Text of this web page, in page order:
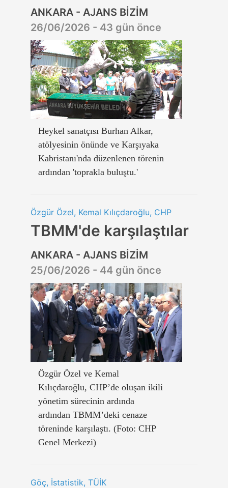
ANKARA - AJANS BİZİM
26/06/2026 - 43 gün önce
Heykel sanatçısı Burhan Alkar,
atölyesinin önünde ve Karşıyaka
Kabristanı'nda düzenlenen törenin
ardından 'toprakla buluştu.'
Özgür Özel, Kemal Kılıçdaroğlu, CHP
TBMM'de karşılaştılar
ANKARA - AJANS BİZİM
25/06/2026 - 44 gün önce
Özgür Özel ve Kemal
Kılıçdaroğlu, CHP’de oluşan ikili
yönetim sürecinin ardında
ardından TBMM’deki cenaze
töreninde karşılaştı. (Foto: CHP
Genel Merkezi)
Göç, İstatistik, TÜİK